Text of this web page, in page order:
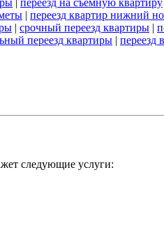
| переезд на съемную квартиру
| переезд квартир нижний
| срочный переезд квартиры |
переезд квартиры | переезд
следующие услуги: